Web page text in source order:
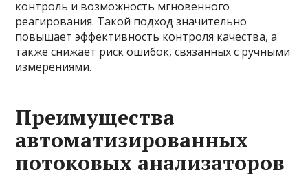
контроль и возможность мгновенного
реагирования. Такой подход значительно
повышает эффективность контроля качества, а
также снижает риск ошибок, связанных с ручными
измерениями.
Преимущества
автоматизированных
потоковых анализаторов